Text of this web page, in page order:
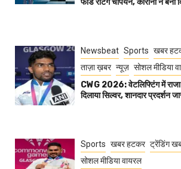
फीडे रेटिंग चैंपियन, कोरोना ने बना
Newsbeat Sports खबर
ताज़ा ख़बर न्यूज़ सोशल मीडिया
CWG 2026: वेटलिफ्टिंग में राजा
दिलाया सिल्वर, शानदार प्रदर्शन
Sports खबर हटकर ट्रेंडिंग
सोशल मीडिया वायरल